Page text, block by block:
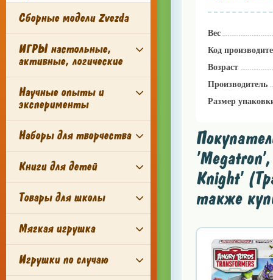
Сборные модели Zvezda
ИГРЫ настольные,
активные, логические
Научные опыты и
эксперименты
Наборы для творчества
Книги для детей
Товары для школы
Мягкая игрушка
Игрушки по случаю
Вес
Код
Возраст
Производитель
Размер
Knight'
также